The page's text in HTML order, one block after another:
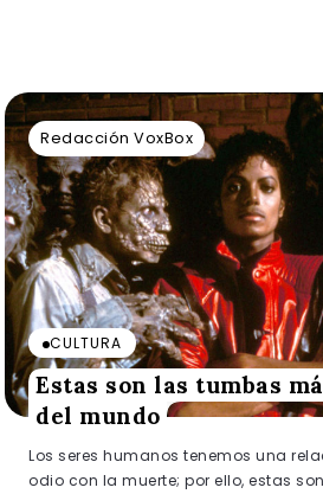
Redacción VoxBox
CULTURA
Estas son las tumbas
del mundo
Los seres humanos tenemos una
odio con la muerte; por ello, estas